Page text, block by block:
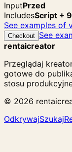
InputPrzed
IncludesScript +
See examples of
Checkout See
rentaicreator
Przeglądaj
gotowe do
stosu
© 2026
OdkrywajSzukaj